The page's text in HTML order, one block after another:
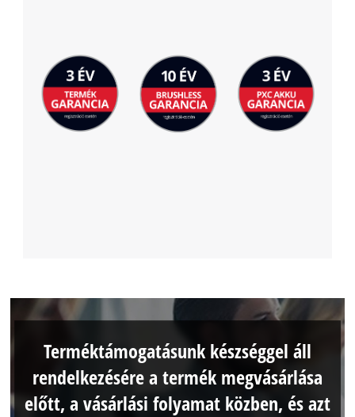
Terméktámogatásunk készséggel áll
rendelkezésére a termék megvásárlása
előtt, a vásárlási folyamat közben, és azt